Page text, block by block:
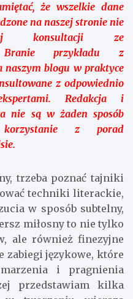
że wszelkie dane
na naszej stronie nie
konsultacji ze
Branie przykładu z
blogu w praktyce
z odpowiednio
Redakcja i
nie są w żaden sposób
z porad
trzeba poznać tajniki
techniki literackie,
w sposób subtelny,
miłosny to nie tylko
ale również finezyjne
zabiegi językowe, które
i pragnienia
przedstawiam kilka